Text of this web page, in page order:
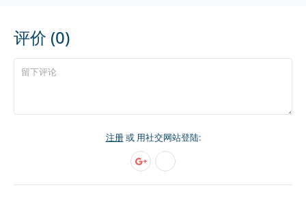
评价 (0)
注册或 用社交网站登陆: